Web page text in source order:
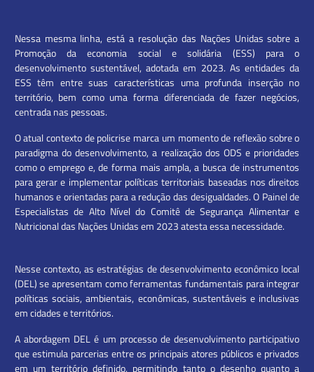
Nessa mesma linha, está a resolução das Nações Unidas sobre a
Promoção da economia social e solidária (ESS) para o
desenvolvimento sustentável, adotada em 2023. As entidades da
ESS têm entre suas características uma profunda inserção no
território, bem como uma forma diferenciada de fazer negócios,
centrada nas pessoas.
O atual contexto de policrise marca um momento de reflexão sobre o
paradigma do desenvolvimento, a realização dos ODS e prioridades
como o emprego e, de forma mais ampla, a busca de instrumentos
para gerar e implementar políticas territoriais baseadas nos direitos
humanos e orientadas para a redução das desigualdades. O Painel de
Especialistas de Alto Nível do Comitê de Segurança Alimentar e
Nutricional das Nações Unidas em 2023 atesta essa necessidade.
Nesse contexto, as estratégias de desenvolvimento econômico local
(DEL) se apresentam como ferramentas fundamentais para integrar
políticas sociais, ambientais, econômicas, sustentáveis e inclusivas
em cidades e territórios.
A abordagem DEL é um processo de desenvolvimento participativo
que estimula parcerias entre os principais atores públicos e privados
em um território definido, permitindo tanto o desenho quanto a